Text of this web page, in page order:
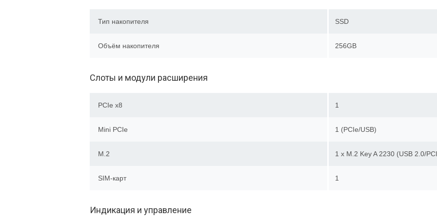
Тип накопителя SSD
Объём накопителя 256GB
Слоты и модули расширения
PCIe x8 1
Mini PCIe 1 (PCIe/USB)
M.2 1 х M.2 Key A 2230 (USB 2.0/
SIM-карт 1
Индикация и управление